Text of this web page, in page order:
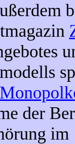
der
im